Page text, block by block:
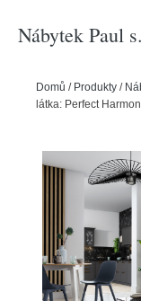
Nábytek Paul
Domů / Produkty /
látka: Perfect